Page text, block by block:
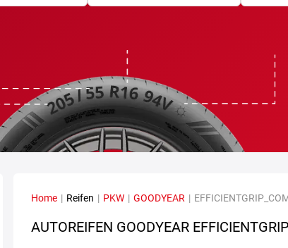
Home | Reifen | PKW | GOODYEAR |
AUTOREIFEN GOODYEAR